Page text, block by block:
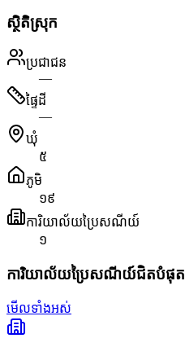
ស្ថិតិស្រុក
ប្រជាជន
—
ផ្ទៃដី
—
ឃុំ
៥
ភូមិ
១៩
ការិយាល័យប្រៃសណីយ៍
១
ការិយាល័យប្រៃសណីយ៍ជិតបំផុត
មើលទាំងអស់